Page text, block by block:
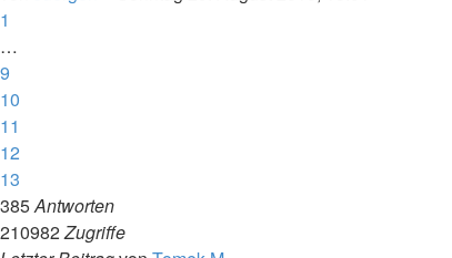
1
…
9
10
11
12
13
385Antworten
210982Zugriffe